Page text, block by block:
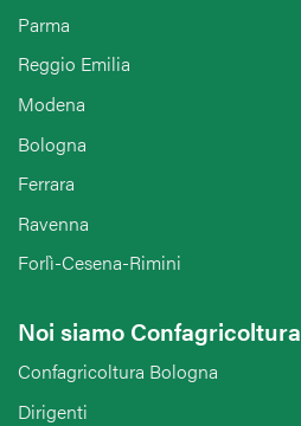
Parma
Reggio Emilia
Modena
Bologna
Ferrara
Ravenna
Forlì-Cesena-Rimini
Noi siamo Confagricoltura
Confagricoltura Bologna
Dirigenti